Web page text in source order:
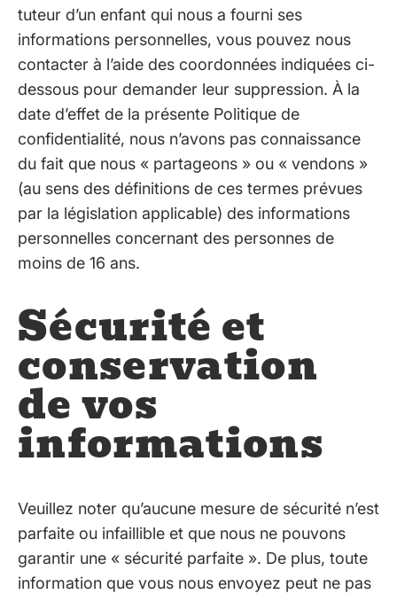
tuteur d’un enfant qui nous a fourni ses
informations personnelles, vous pouvez nous
contacter à l’aide des coordonnées indiquées ci-
dessous pour demander leur suppression. À la
date d’effet de la présente Politique de
confidentialité, nous n’avons pas connaissance
du fait que nous « partageons » ou « vendons »
(au sens des définitions de ces termes prévues
par la législation applicable) des informations
personnelles concernant des personnes de
moins de 16 ans.
Sécurité et
conservation
de vos
informations
Veuillez noter qu’aucune mesure de sécurité n’est
parfaite ou infaillible et que nous ne pouvons
garantir une « sécurité parfaite ». De plus, toute
information que vous nous envoyez peut ne pas